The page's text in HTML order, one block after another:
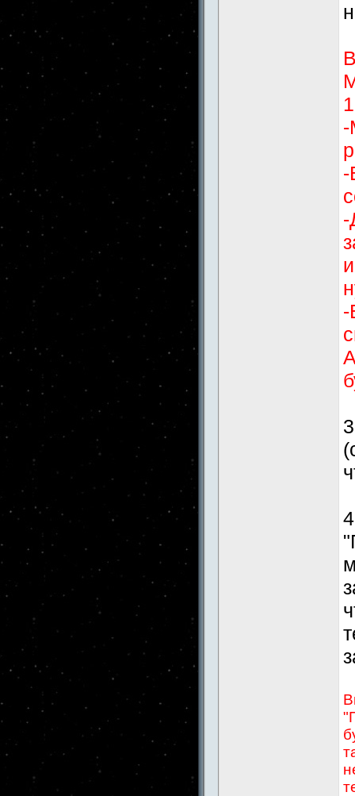
-
-
-
-